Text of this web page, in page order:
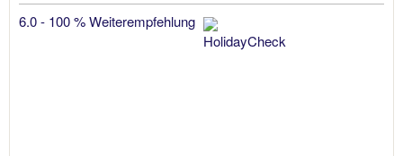
6.0 - 100 % Weiterempfehlung